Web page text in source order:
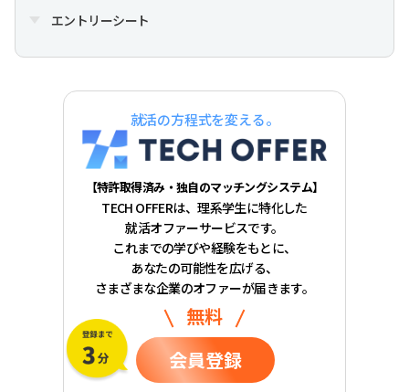
エントリーシート
就活の方程式を変える。
【特許取得済み・独自のマッチングシステム】
TECH OFFERは、理系学生に特化した
就活オファーサービスです。
これまでの学びや経験をもとに、
あなたの可能性を広げる、
さまざまな企業のオファーが届きます。
無料
会員登録